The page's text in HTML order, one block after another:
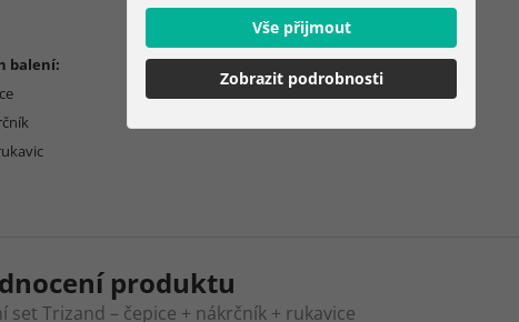
balení:
produktu
set Trizand – čepice + nákrčník + rukavice
Vše přijmout
Zobrazit podrobnosti